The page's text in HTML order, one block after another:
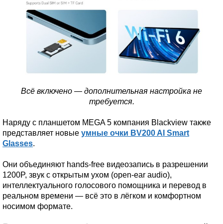
Всё включено — дополнительная настройка не
требуется.
Наряду с планшетом MEGA 5 компания Blackview также
представляет новые умные очки BV200 AI Smart
Glasses.
Они объединяют hands-free видеозапись в разрешении
1200P, звук с открытым ухом (open-ear audio),
интеллектуального голосового помощника и перевод в
реальном времени — всё это в лёгком и комфортном
носимом формате.